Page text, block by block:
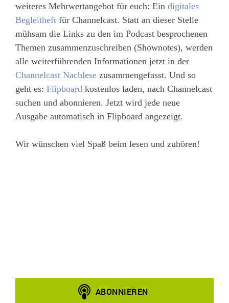
weiteres Mehrwertangebot für euch: Ein digitales
Begleitheft für Channelcast. Statt an dieser Stelle
mühsam die Links zu den im Podcast besprochenen
Themen zusammenzuschreiben (Shownotes), werden
alle weiterführenden Informationen jetzt in der
Channelcast Nachlese zusammengefasst. Und so
geht es: Flipboard kostenlos laden, nach Channelcast
suchen und abonnieren. Jetzt wird jede neue
Ausgabe automatisch in Flipboard angezeigt.
Wir wünschen viel Spaß beim lesen und zuhören!